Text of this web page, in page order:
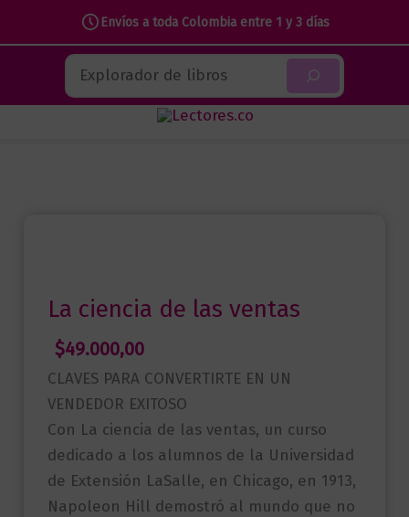
Envíos a toda Colombia entre 1 y 3 días
contenido
Buscar
La ciencia de las ventas
$49.000,00
CLAVES PARA CONVERTIRTE EN UN
VENDEDOR EXITOSO
Con La ciencia de las ventas, un curso
dedicado a los alumnos de la Universidad
de Extensión LaSalle, en Chicago, en 1913,
Napoleon Hill demostró al mundo que no